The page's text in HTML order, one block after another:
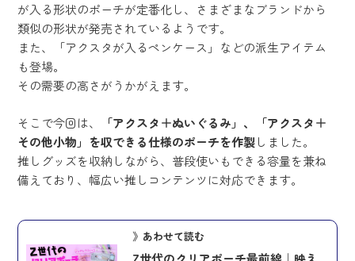
が入る形状のポーチが定番化し、さまざまなブランドから
類似の形状が発売されているようです。
また、「アクスタが入るペンケース」などの派生アイテム
も登場。
その需要の高さがうかがえます。
そこで今回は、
「アクスタ＋ぬいぐるみ」、「アクスタ＋
その他小物」を収できる仕様のポーチを作製しました。
推しグッズを収納しながら、普段使いもできる容量を兼ね
備えており、幅広い推しコンテンツに対応できます。
》あわせて読む